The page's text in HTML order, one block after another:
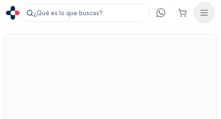
¿Qué es lo que buscas?